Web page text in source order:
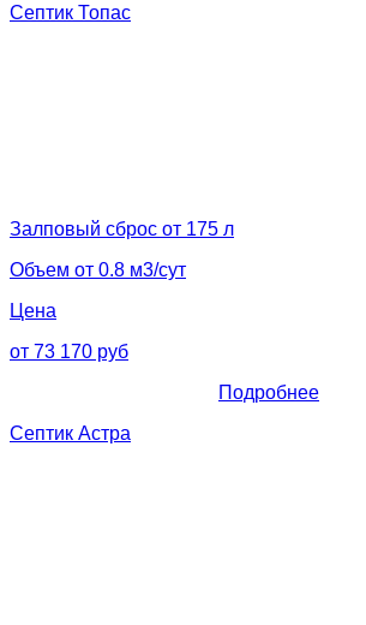
Септик Топас
Залповый сброс от 175 л
Объем от 0.8 м3/сут
Цена
от 73 170 руб
Подробнее
Септик Астра